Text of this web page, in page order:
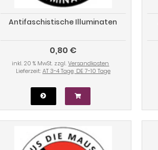
Antifaschistische Illuminaten
0,80 €
inkl. 20 % MwSt. zzgl.Versandkosten
Lieferzeit:AT 3-4 Tage, DE 7-10 Tage